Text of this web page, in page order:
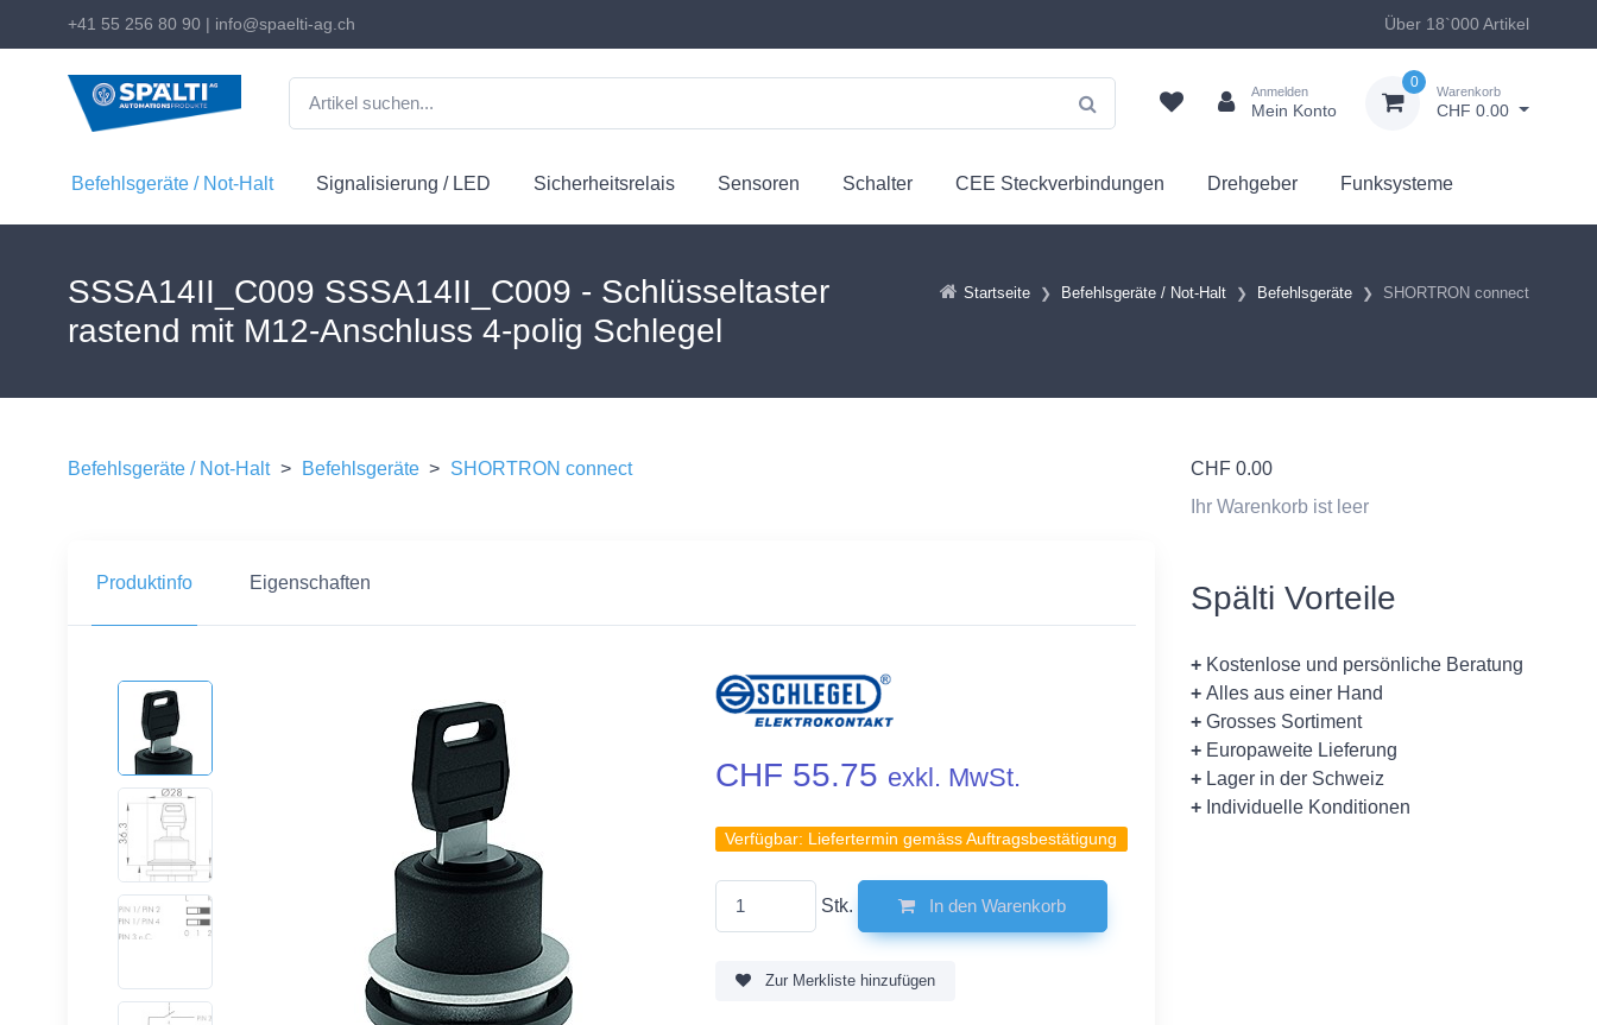
+41 55 256 80 90 | info@spaelti-ag.ch Über 18`000 Artikel
Anmelden
Mein Konto
0
Warenkorb
CHF 0.00
Befehlsgeräte / Not-Halt Signalisierung / LED Sicherheitsrelais Sensoren Schalter CEE Steckverbindungen Drehgeber Funksysteme
Startseite Befehlsgeräte / Not-Halt Befehlsgeräte SHORTRON connect
SSSA14II_C009 SSSA14II_C009 - Schlüsseltaster
rastend mit M12-Anschluss 4-polig Schlegel
Befehlsgeräte / Not-Halt > Befehlsgeräte > SHORTRON connect
Produktinfo Eigenschaften
CHF 55.75 exkl. MwSt.
Verfügbar: Liefertermin gemäss Auftragsbestätigung
Stk. In den Warenkorb
Zur Merkliste hinzufügen
CHF 0.00
Ihr Warenkorb ist leer
Spälti Vorteile
+ Kostenlose und persönliche Beratung
+ Alles aus einer Hand
+ Grosses Sortiment
+ Europaweite Lieferung
+ Lager in der Schweiz
+ Individuelle Konditionen